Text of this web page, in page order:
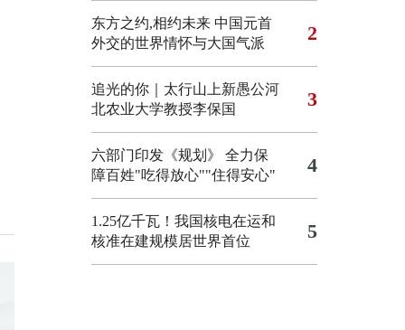
东方之约,相约未来 中国元首
外交的世界情怀与大国气派
2
追光的你｜太行山上新愚公河
北农业大学教授李保国
3
六部门印发《规划》 全力保
障百姓"吃得放心""住得安心"
4
1.25亿千瓦！我国核电在运和
核准在建规模居世界首位
5